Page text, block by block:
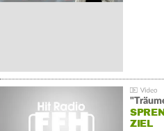
IEL